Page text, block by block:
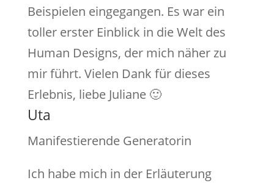
Beispielen eingegangen. Es war ein
toller erster Einblick in die Welt des
Human Designs, der mich näher zu
mir führt. Vielen Dank für dieses
Erlebnis, liebe Juliane 🙂
Uta
Manifestierende Generatorin
Ich habe mich in der Erläuterung